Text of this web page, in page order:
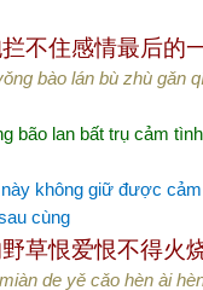
不住感情最后的
bào lán bù zhù gǎn
bão lan bất trụ cảm
không giữ được
cùng
草恨爱恨不得火
de yě cǎo hèn ài